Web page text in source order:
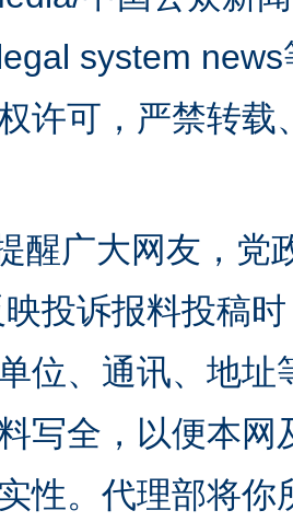
system
许可，严禁转
醒广大网友，党
投诉报料投稿
位、通讯、地
写全，以便本
性。代理部将